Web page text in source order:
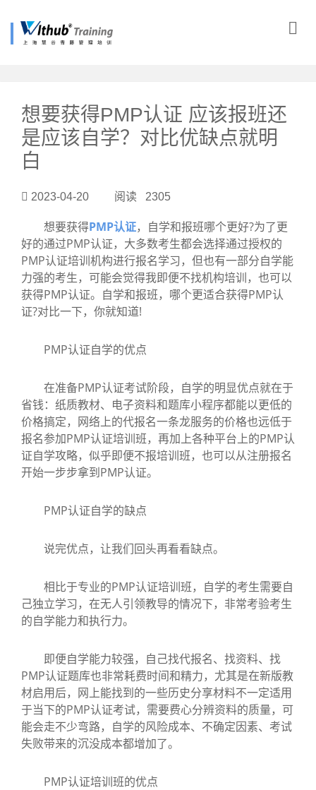
想要获得PMP认证 应该报班还
是应该自学？对比优缺点就明
白
2023-04-20 阅读 2305
想要获得PMP认证，自学和报班哪个更好?为了更
好的通过PMP认证，大多数考生都会选择通过授权的
PMP认证培训机构进行报名学习，但也有一部分自学能
力强的考生，可能会觉得我即便不找机构培训，也可以
获得PMP认证。自学和报班，哪个更适合获得PMP认
证?对比一下，你就知道!
PMP认证自学的优点
在准备PMP认证考试阶段，自学的明显优点就在于
省钱：纸质教材、电子资料和题库小程序都能以更低的
价格搞定，网络上的代报名一条龙服务的价格也远低于
报名参加PMP认证培训班，再加上各种平台上的PMP认
证自学攻略，似乎即便不报培训班，也可以从注册报名
开始一步步拿到PMP认证。
PMP认证自学的缺点
说完优点，让我们回头再看看缺点。
相比于专业的PMP认证培训班，自学的考生需要自
己独立学习，在无人引领教导的情况下，非常考验考生
的自学能力和执行力。
即便自学能力较强，自己找代报名、找资料、找
PMP认证题库也非常耗费时间和精力，尤其是在新版教
材启用后，网上能找到的一些历史分享材料不一定适用
于当下的PMP认证考试，需要费心分辨资料的质量，可
能会走不少弯路，自学的风险成本、不确定因素、考试
失败带来的沉没成本都增加了。
PMP认证培训班的优点